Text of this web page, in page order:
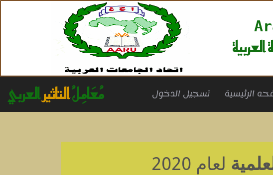
مُعَامِلُالتاثيرالعربي تسجيل الدخول الرئيسية
لعام 2020